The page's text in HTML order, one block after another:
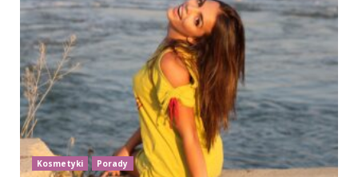
Kosmetyki Porady